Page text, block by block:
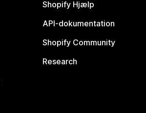
Shopify Hjælp
API-dokumentation
Shopify Community
Research